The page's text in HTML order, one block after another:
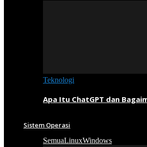
Teknologi
Apa Itu ChatGPT dan
Sistem Operasi
SemuaLinuxWindows